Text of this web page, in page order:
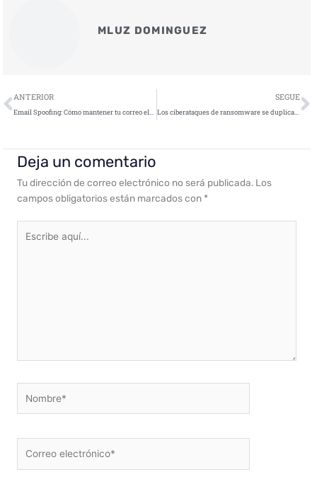
MLUZ DOMINGUEZ
Ant
ANTERIOR
Email Spoofing: Cómo mantener tu correo electrónico seguro y tus datos protegidos
SEGUE
Los ciberataques de ransomware se duplican a medida que se imponen las tácticas IA
Deja un comentario
Tu dirección de correo electrónico no será publicada. Los
campos obligatorios están marcados con *
aquí...
electrónico*